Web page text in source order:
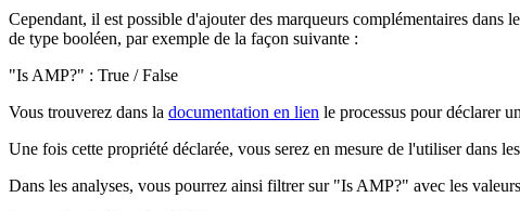
Cependant, il est possible d'ajouter des marqueurs complémentaires
de type booléen, par exemple de la façon suivante :
"Is AMP?" : True / False
Vous trouverez dans la documentation en lien le processus pour déclarer
Une fois cette propriété déclarée, vous serez en mesure de l'utiliser dans
Dans les analyses, vous pourrez ainsi filtrer sur "Is AMP?" avec les